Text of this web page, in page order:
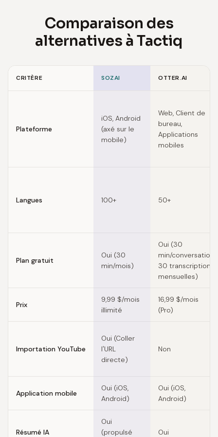
Comparaison des
alternatives à Tactiq
CRITÈRE SOZAI OTTER.AI
Plateforme
iOS, Android
(axé sur le
mobile)
Web, Client de
bureau,
Applications
mobiles
Langues 100+ 50+
Plan gratuit
Oui (30
min/mois)
Oui (30
min/conversation,
30 transcriptions
mensuelles)
Prix
9,99 $/mois
illimité
16,99 $/mois
(Pro)
Importation YouTube
Oui (Coller
l'URL
directe)
Non
Application mobile
Oui (iOS,
Android)
Oui (iOS,
Android)
Résumé IA
Oui
(propulsé
Oui